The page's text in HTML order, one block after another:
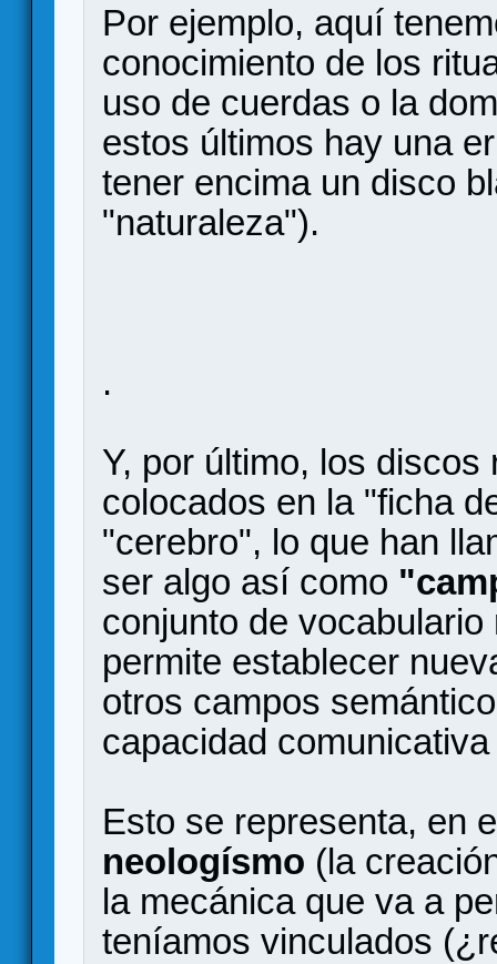
Por ejemplo, aquí
conocimiento de los
uso de cuerdas o la
estos últimos hay una
tener encima un disco
"naturaleza").
.
Y, por último, los
colocados en la "ficha
"cerebro", lo que han
ser algo así como
conjunto de
permite establecer
otros campos
capacidad
Esto se representa, en
neologísmo (la
la mecánica que va a
teníamos vinculados